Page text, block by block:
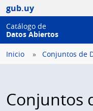
gub.uy
Catálogo de
Datos Abiertos
Inicio Conjuntos de
Conjuntos